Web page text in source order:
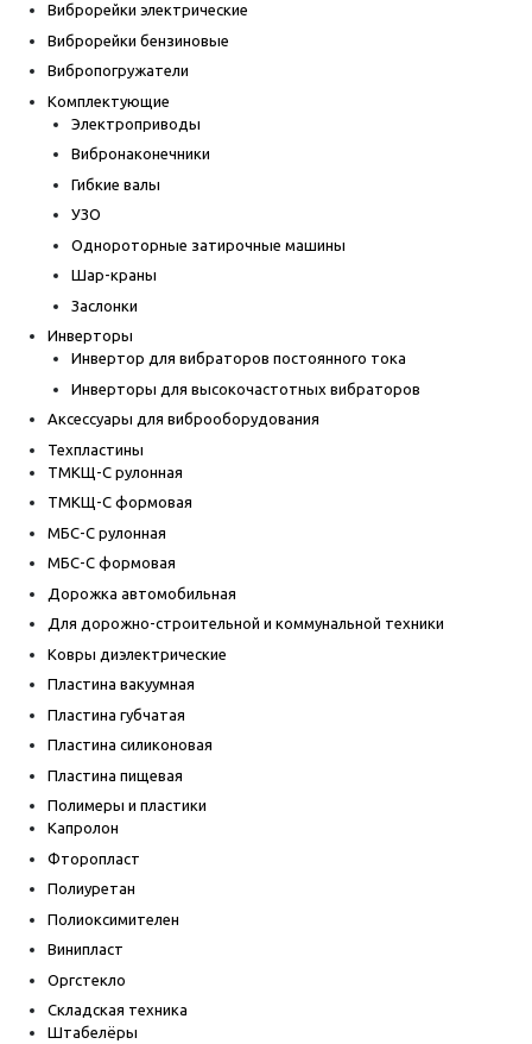
Виброрейки электрические
Виброрейки бензиновые
Вибропогружатели
Комплектующие
Электроприводы
Вибронаконечники
Гибкие валы
УЗО
Однороторные затирочные машины
Шар-краны
Заслонки
Инверторы
Инвертор для вибраторов постоянного тока
Инверторы для высокочастотных вибраторов
Аксессуары для виброоборудования
Техпластины
ТМКЩ-С рулонная
ТМКЩ-С формовая
МБС-С рулонная
МБС-С формовая
Дорожка автомобильная
Для дорожно-строительной и коммунальной техники
Ковры диэлектрические
Пластина вакуумная
Пластина губчатая
Пластина силиконовая
Пластина пищевая
Полимеры и пластики
Капролон
Фторопласт
Полиуретан
Полиоксимителен
Винипласт
Оргстекло
Складская техника
Штабелёры